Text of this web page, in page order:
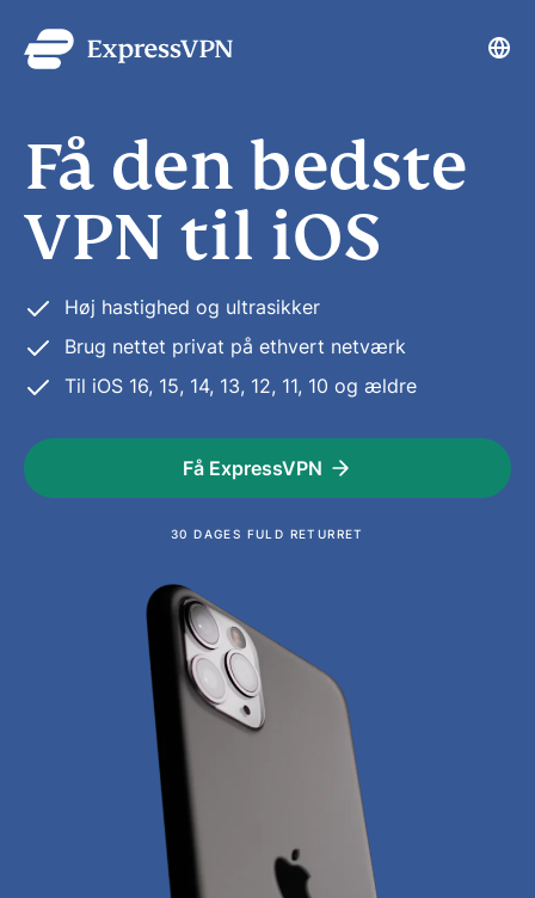
Få den bedste
VPN til iOS
Høj hastighed og ultrasikker
Brug nettet privat på ethvert netværk
Til iOS 16, 15, 14, 13, 12, 11, 10 og ældre
Få ExpressVPN
30 DAGES FULD RETURRET